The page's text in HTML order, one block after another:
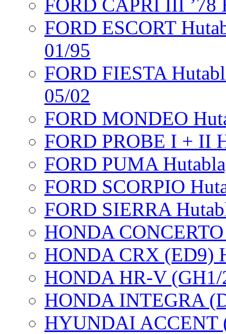
FORD CAPRI III ’78
FORD ESCORT
01/95
FORD FIESTA
05/02
FORD MONDEO
FORD PROBE I + II
FORD PUMA
FORD SCORPIO
FORD SIERRA
HONDA
HONDA CRX (ED9)
HONDA HR-V (GH1/
HONDA INTEGRA
HYUNDAI ACCENT